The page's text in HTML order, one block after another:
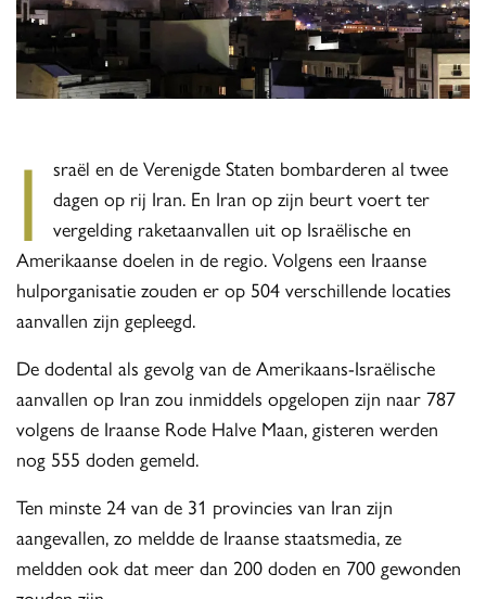
I
sraël en de Verenigde Staten bombarderen al twee
dagen op rij Iran. En Iran op zijn beurt voert ter
vergelding raketaanvallen uit op Israëlische en
Amerikaanse doelen in de regio. Volgens een Iraanse
hulporganisatie zouden er op 504 verschillende locaties
aanvallen zijn gepleegd.
De dodental als gevolg van de Amerikaans-Israëlische
aanvallen op Iran zou inmiddels opgelopen zijn naar 787
volgens de Iraanse Rode Halve Maan, gisteren werden
nog 555 doden gemeld.
Ten minste 24 van de 31 provincies van Iran zijn
aangevallen, zo meldde de Iraanse staatsmedia, ze
meldden ook dat meer dan 200 doden en 700 gewonden